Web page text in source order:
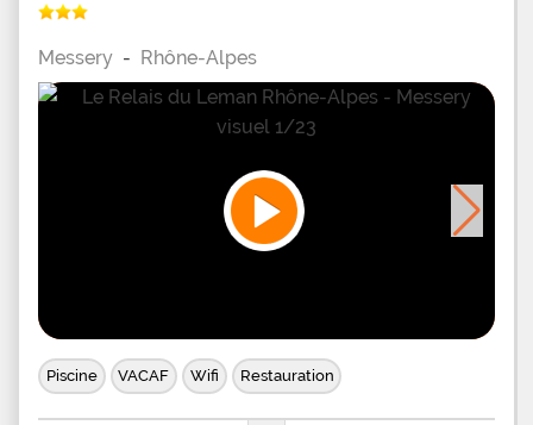
Messery - Rhône-Alpes
Piscine VACAF Wifi Restauration